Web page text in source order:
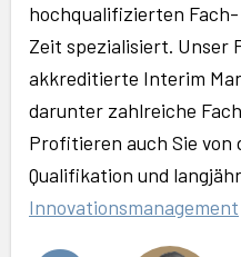
hochqualifizierten
Zeit spezialisiert. Unser
akkreditierte Interim
darunter zahlreiche
Profitieren auch Sie
Qualifikation und
Innovationsmanagement